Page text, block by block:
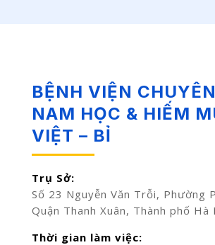
BỆNH VIỆN
NAM HỌC & HIẾM
VIỆT – BỈ
Trụ Sở:
Số 23 Nguyễn Văn Trỗi, Phường
Quận Thanh Xuân, Thành phố Hà
Thời gian làm việc: